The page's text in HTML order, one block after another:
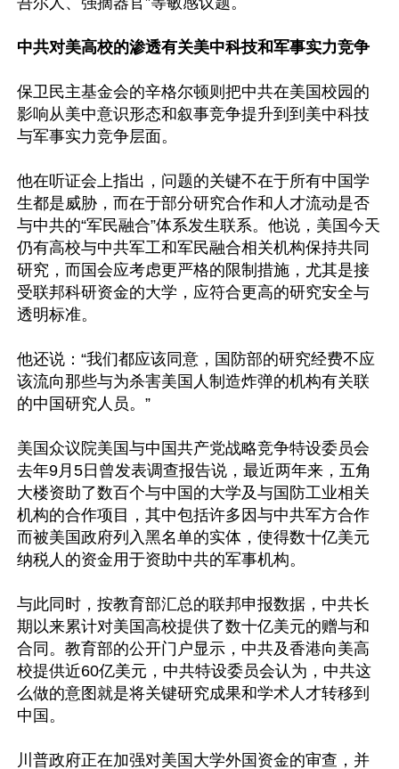
中共对美高校的渗透有关美中科技和军事实力竞争
保卫民主基金会的辛格尔顿则把中共在美国校园的
影响从美中意识形态和叙事竞争提升到到美中科技
与军事实力竞争层面。
他在听证会上指出，问题的关键不在于所有中国学
生都是威胁，而在于部分研究合作和人才流动是否
与中共的“军民融合”体系发生联系。他说，美国今天
仍有高校与中共军工和军民融合相关机构保持共同
研究，而国会应考虑更严格的限制措施，尤其是接
受联邦科研资金的大学，应符合更高的研究安全与
透明标准。
他还说：“我们都应该同意，国防部的研究经费不应
该流向那些与为杀害美国人制造炸弹的机构有关联
的中国研究人员。”
美国众议院美国与中国共产党战略竞争特设委员会
去年9月5日曾发表调查报告说，最近两年来，五角
大楼资助了数百个与中国的大学及与国防工业相关
机构的合作项目，其中包括许多因与中共军方合作
而被美国政府列入黑名单的实体，使得数十亿美元
纳税人的资金用于资助中共的军事机构。
与此同时，按教育部汇总的联邦申报数据，中共长
期以来累计对美国高校提供了数十亿美元的赠与和
合同。教育部的公开门户显示，中共及香港向美高
校提供近60亿美元，中共特设委员会认为，中共这
么做的意图就是将关键研究成果和学术人才转移到
中国。
川普政府正在加强对美国大学外国资金的审查，并